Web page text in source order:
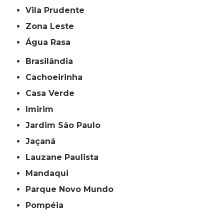
Vila Prudente
Zona Leste
Água Rasa
Brasilândia
Cachoeirinha
Casa Verde
Imirim
Jardim São Paulo
Jaçanã
Lauzane Paulista
Mandaqui
Parque Novo Mundo
Pompéia